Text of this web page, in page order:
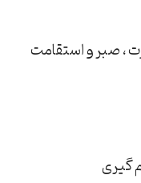
، صبر و استقامت
گیری